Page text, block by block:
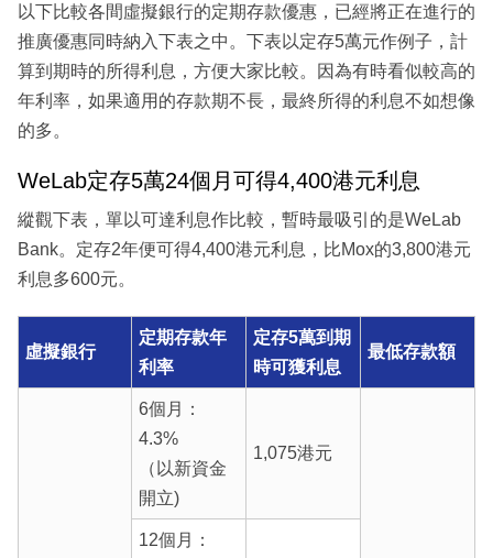
以下比較各間虛擬銀行的定期存款優惠，已經將正在進行的
推廣優惠同時納入下表之中。下表以定存5萬元作例子，計
算到期時的所得利息，方便大家比較。因為有時看似較高的
年利率，如果適用的存款期不長，最終所得的利息不如想像
的多。
WeLab定存5萬24個月可得4,400港元利息
縱觀下表，單以可達利息作比較，暫時最吸引的是WeLab
Bank。定存2年便可得4,400港元利息，比Mox的3,800港元
利息多600元。
虛擬銀行
定期存款年
利率
定存5萬到期
時可獲利息
最低存款額
6個月：
4.3%
（以新資金
開立)
1,075港元
12個月：